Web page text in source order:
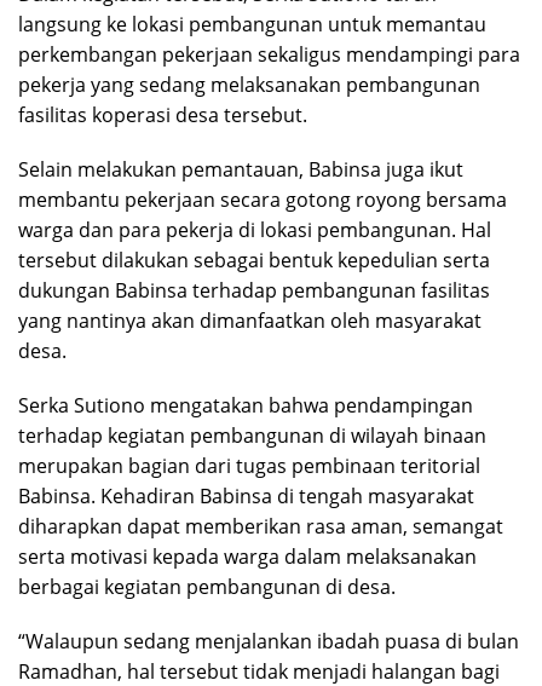
langsung ke lokasi pembangunan untuk memantau
perkembangan pekerjaan sekaligus mendampingi para
pekerja yang sedang melaksanakan pembangunan
fasilitas koperasi desa tersebut.
Selain melakukan pemantauan, Babinsa juga ikut
membantu pekerjaan secara gotong royong bersama
warga dan para pekerja di lokasi pembangunan. Hal
tersebut dilakukan sebagai bentuk kepedulian serta
dukungan Babinsa terhadap pembangunan fasilitas
yang nantinya akan dimanfaatkan oleh masyarakat
desa.
Serka Sutiono mengatakan bahwa pendampingan
terhadap kegiatan pembangunan di wilayah binaan
merupakan bagian dari tugas pembinaan teritorial
Babinsa. Kehadiran Babinsa di tengah masyarakat
diharapkan dapat memberikan rasa aman, semangat
serta motivasi kepada warga dalam melaksanakan
berbagai kegiatan pembangunan di desa.
“Walaupun sedang menjalankan ibadah puasa di bulan
Ramadhan, hal tersebut tidak menjadi halangan bagi